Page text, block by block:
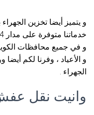
و يتميز أيضا تخزين
خدماتنا متوفرة على مدار 24 ساعة
و في جميع محافظات
و الأعياد ، وفرنا لكم
الجهراء .
وانيت نقل